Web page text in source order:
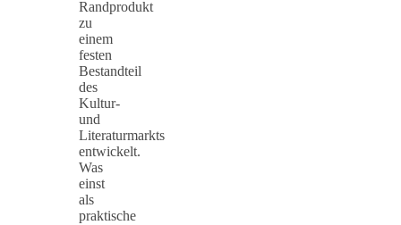
Randprodukt
zu
einem
festen
Bestandteil
des
Kultur-
und
Literaturmarkts
entwickelt.
Was
einst
als
praktische